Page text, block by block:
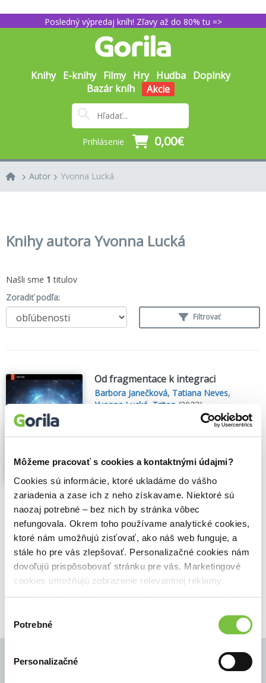
Môžeme pracovať s cookies a kontaktnými údajmi?
Cookies sú informácie, ktoré ukladáme do vášho
zariadenia a zase ich z neho získavame. Niektoré sú
naozaj potrebné – bez nich by stránka vôbec
nefungovala. Okrem toho používame analytické cookies,
ktoré nám umožňujú zisťovať, ako náš web funguje, a
stále ho pre vás zlepšovať. Personalizačné cookies nám
dovoľujú prispôsobovať stránku pre vás. Marketingové
cookies umožňujú zobrazenie relevantnej reklamy.
Niektoré údaje zdieľame aj s tretími stranami. Veľmi by
cookies.
súhlasu
Potrebné
Personalizačné
Posledný výpredaj kníh! Zľavy až do 80% tu =>
Knihy E-knihy Filmy Hry Hudba Doplnky
Bazár kníh
Akcie
Prihlásenie 0,00€
Autor Yvonna Lucká
Knihy autora Yvonna Lucká
Našli sme 1 titulov
Zoradiť podľa:
Filtrovať
Od fragmentace k integraci
Barbora Janečková, Tatiana Neves,
Yvonna Lucká Triton (2023)
Trauma pohledem biosyntetické
integraci napovídá, jaký pohled má
biosyntetická psychoterapie na trauma a
jeho terapii. Jedním z jejích stěžejních
témat je práce s esencí člověka, probuzení
zdravého potenciálu k růstu a...
🌴 Máme na sklade, posielame ihneď.
15,70€ Do košíka